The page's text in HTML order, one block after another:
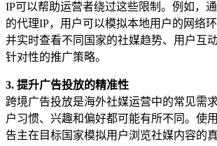
IP可以帮助运营者绕过这些限制。例如，
的代理IP，用户可以模拟本地用户的网络
并实时查看不同国家的社媒趋势、用户互
针对性的推广策略。
3. 提升广告投放的精准性
跨境广告投放是海外社媒运营中的常见需
户习惯、兴趣和偏好都可能有所不同。使
告主在目标国家模拟用户浏览社媒内容的